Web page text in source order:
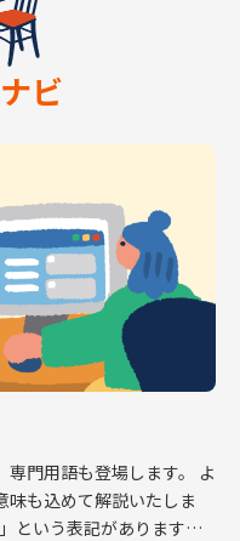
ビ
門用語も登場します。 よ
味も込めて解説いたしま
という表記があります。